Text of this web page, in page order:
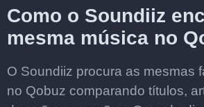
Como o Soundiiz
mesma música no
O Soundiiz procura as mesmas
no Qobuz comparando títulos,